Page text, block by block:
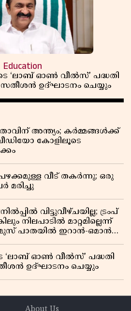
Education
‘ലാബ് ഓൺ വീൽസ്’ പദ്ധതി
സതീശൻ ഉദ്ഘാടനം ചെയ്യും
അന്ത്യം; കർമ്മങ്ങൾക്ക്
കോളിലൂടെ
വീട് തകർന്നു; ഒരു
മരിച്ചു
വിട്ടുവീഴ്ചയില്ല; ട്രംപ്
നിലപാടിൽ മാറ്റമില്ലെന്ന്
പാതയിൽ ഇറാൻ-ഒമാൻ
ഓൺ വീൽസ്’ പദ്ധതി
ഉദ്ഘാടനം ചെയ്യും